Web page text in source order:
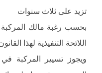
تزید على ثلاث سنوات
بحسب رغبة مالك
اللائحة التنفیذیة لھذا
ویجوز تسییر المركبة